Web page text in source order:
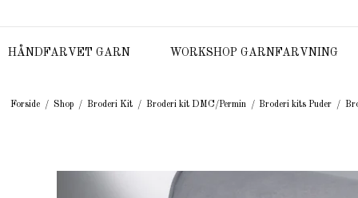
HÅNDFARVET GARN WORKSHOP GARNFARVNING
Forside / Shop / Broderi Kit / Broderi kit DMC/Permin / Broderi kits Puder /